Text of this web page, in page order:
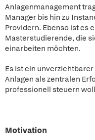
Anlagenmanagement
Manager bis hin zu
Providern. Ebenso ist es
Masterstudierende, die
einarbeiten möchten.
Es ist ein
Anlagen als zentralen
professionell steuern
Motivation